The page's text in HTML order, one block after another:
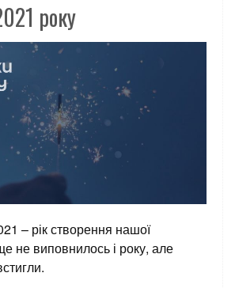
року
– рік створення нашої
не виповнилось і року, але